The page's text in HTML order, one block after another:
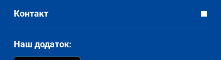
Контакт
Наш додаток: